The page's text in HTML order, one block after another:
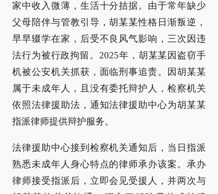
家中收入微薄，生活十分拮据。由于常年缺少
父母陪伴与管教引导，胡某某性格日渐叛逆，
早早辍学在家，后受不良风气影响，三次因违
法行为被行政拘留。2025年，胡某某因盗窃手
机被公安机关抓获，面临刑事追责。因胡某某
属于未成年人，且没有委托辩护人，检察机关
依照法律援助法，通知法律援助中心为胡某某
指派律师提供辩护服务。
法律援助中心接到检察机关通知后，当日指派
熟悉未成年人身心特点的律师承办该案。承办
律师接受指派后，立即会见受援人，并两次与